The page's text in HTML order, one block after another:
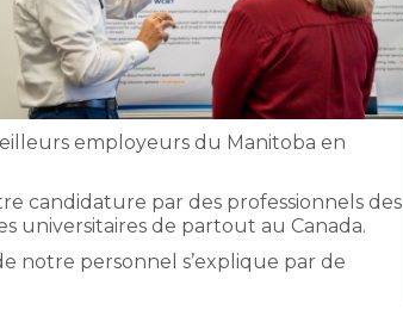
employeurs du Manitoba en
candidature par des professionnels des
universitaires de partout au Canada.
notre personnel s’explique par de